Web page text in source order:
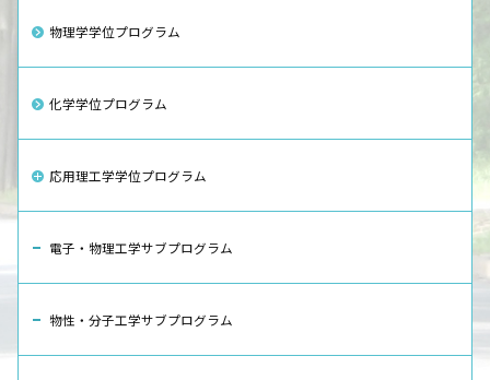
物理学学位プログラム
化学学位プログラム
応用理工学学位プログラム
電子・物理工学サブプログラム
物性・分子工学サブプログラム